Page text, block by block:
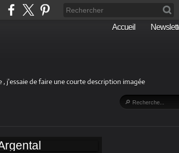
Accueil
j'essaie de faire une courte description imagée